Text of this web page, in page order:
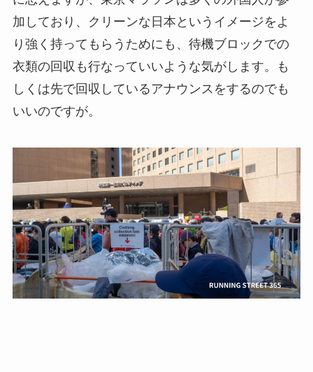
加しており、クリーンな日本というイメージをよ
り強く持ってもらうためにも、待機ブロックでの
衣類の回収も行なっていいような気がします。も
しくは先で回収しているアナウンスをするのでも
いいのですが。